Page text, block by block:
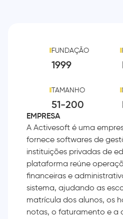
FUNDAÇÃO
1999
TAMANHO
51-200
EMPRESA
A Activesoft é uma
fornece softwares de
instituições privadas de
plataforma reúne
financeiras e
sistema, ajudando as
matrícula dos alunos, os
notas, o faturamento e a